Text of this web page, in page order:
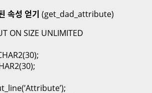
속성 얻기 (get_dad_attribute)
ON SIZE UNLIMITED